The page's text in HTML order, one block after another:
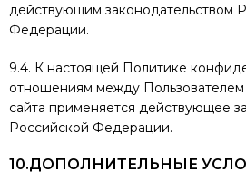
действующим законодательством
Федерации.
9.4. К настоящей Политике
отношениям между
сайта применяется действующее
Российской Федерации.
10.ДОПОЛНИТЕЛЬНЫЕ